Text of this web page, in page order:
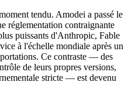
tendu. Amodei a passé le
réglementation contraignante
puissants d'Anthropic, Fable
à l'échelle mondiale après un
Ce contraste — des
de leurs propres versions,
stricte — est devenu